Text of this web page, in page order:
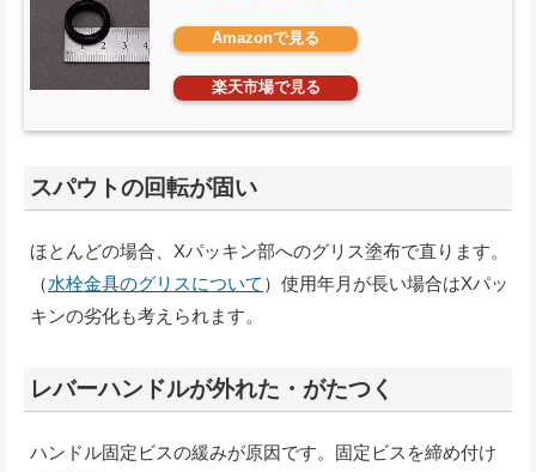
Amazonで見る
楽天市場で見る
スパウトの回転が固い
ほとんどの場合、Xパッキン部へのグリス塗布で直ります。
（水栓金具のグリスについて ）使用年月が長い場合はXパッ
キンの劣化も考えられます。
レバーハンドルが外れた・がたつく
ハンドル固定ビスの緩みが原因です。固定ビスを締め付け